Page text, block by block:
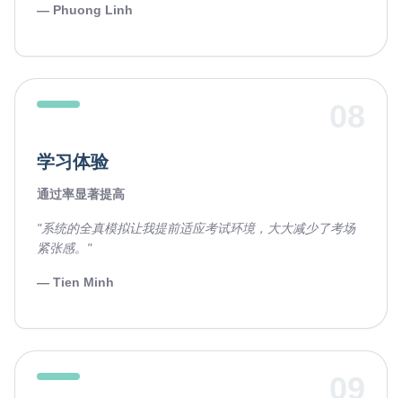
— Phuong Linh
学习体验
通过率显著提高
"系统的全真模拟让我提前适应考试环境，大大减少了考场
紧张感。"
— Tien Minh